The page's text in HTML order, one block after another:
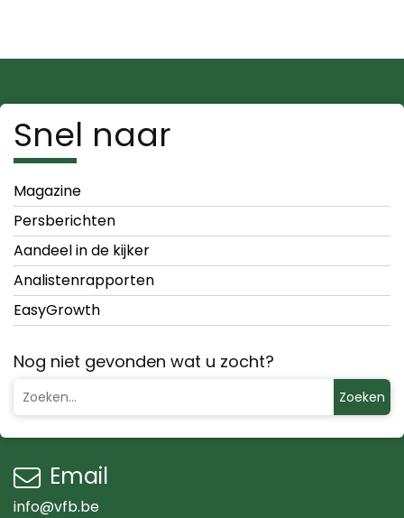
Snel naar
Magazine
Persberichten
Aandeel in de kijker
Analistenrapporten
EasyGrowth
Nog niet gevonden wat u zocht?
Zoeken
Email
info@vfb.be